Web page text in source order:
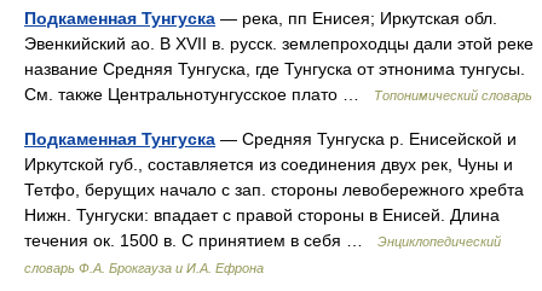
Подкаменная Тунгуска — река, пп Енисея; Иркутская обл.
Эвенкийский ао. В XVII в. русск. землепроходцы дали этой реке
название Средняя Тунгуска, где Тунгуска от этнонима тунгусы.
См. также Центральнотунгусское плато …
Топонимический словарь
Подкаменная Тунгуска — Средняя Тунгуска р. Енисейской и
Иркутской губ., составляется из соединения двух рек, Чуны и
Тетфо, берущих начало с зап. стороны левобережного хребта
Нижн. Тунгуски: впадает с правой стороны в Енисей. Длина
течения ок. 1500 в. С принятием в себя …
Энциклопедический
словарь Ф.А. Брокгауза и И.А. Ефрона